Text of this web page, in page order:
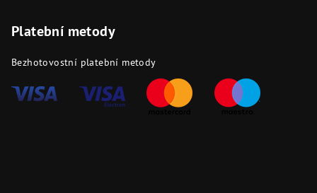
Platební metody
Bezhotovostní platební metody